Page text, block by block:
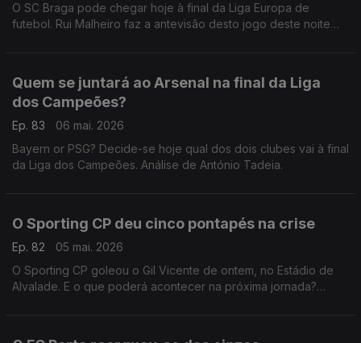
O SC Braga pode chegar hoje à final da Liga Europa de
futebol. Rui Malheiro faz a antevisão desto jogo deste noite
Quem se juntará ao Arsenal na final da Liga
dos Campeões?
Ep. 83
06 mai. 2026
Bayern or PSG? Decide-se hoje qual dos dois clubes vai à final
da Liga dos Campeões. Análise de António Tadeia.
O Sporting CP deu cinco pontapés na crise
Ep. 82
05 mai. 2026
O Sporting CP goleou o Gil Vicente de ontem, no Estádio de
Alvalade. E o que poderá acontecer na próxima jornada?